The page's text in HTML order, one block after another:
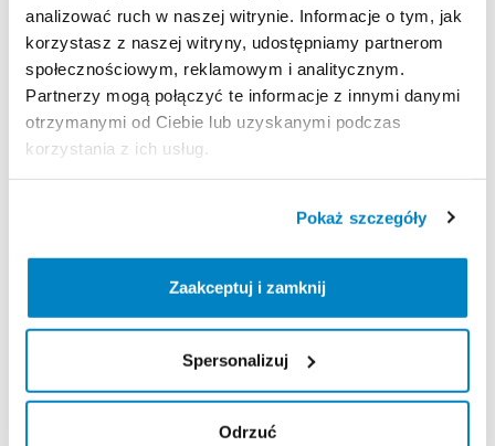
analizować ruch w naszej witrynie. Informacje o tym, jak
korzystasz z naszej witryny, udostępniamy partnerom
społecznościowym, reklamowym i analitycznym.
Partnerzy mogą połączyć te informacje z innymi danymi
otrzymanymi od Ciebie lub uzyskanymi podczas
korzystania z ich usług.
Pokaż szczegóły
Zaakceptuj i zamknij
Spersonalizuj
Odrzuć
Prostokątny pokrowiec | 65 x 30 x 25 cm | 48 litry |
10​,​6 kg
Strona produktu w sklepie
REGULAMIN
Regulamin wypożyczalni
KAUCJA
Nie pobieramy kaucji za wypożyczenie tego